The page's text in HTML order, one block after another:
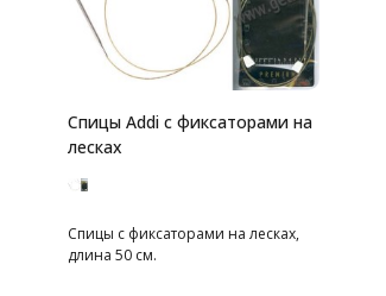
Спицы Addi с фиксаторами на
лесках
Спицы с фиксаторами на лесках,
длина 50 см.